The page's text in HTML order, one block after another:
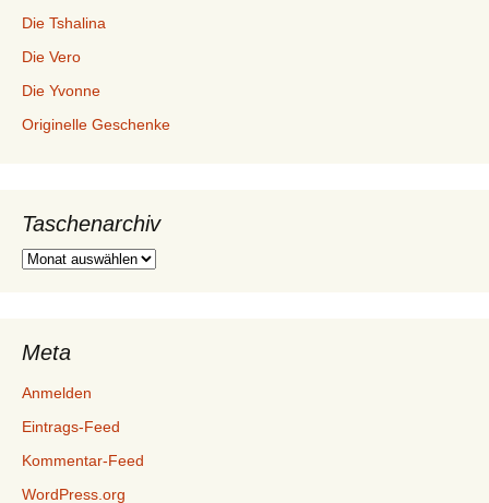
Die Tshalina
Die Vero
Die Yvonne
Originelle Geschenke
Taschenarchiv
Taschenarchiv
Meta
Anmelden
Eintrags-Feed
Kommentar-Feed
WordPress.org